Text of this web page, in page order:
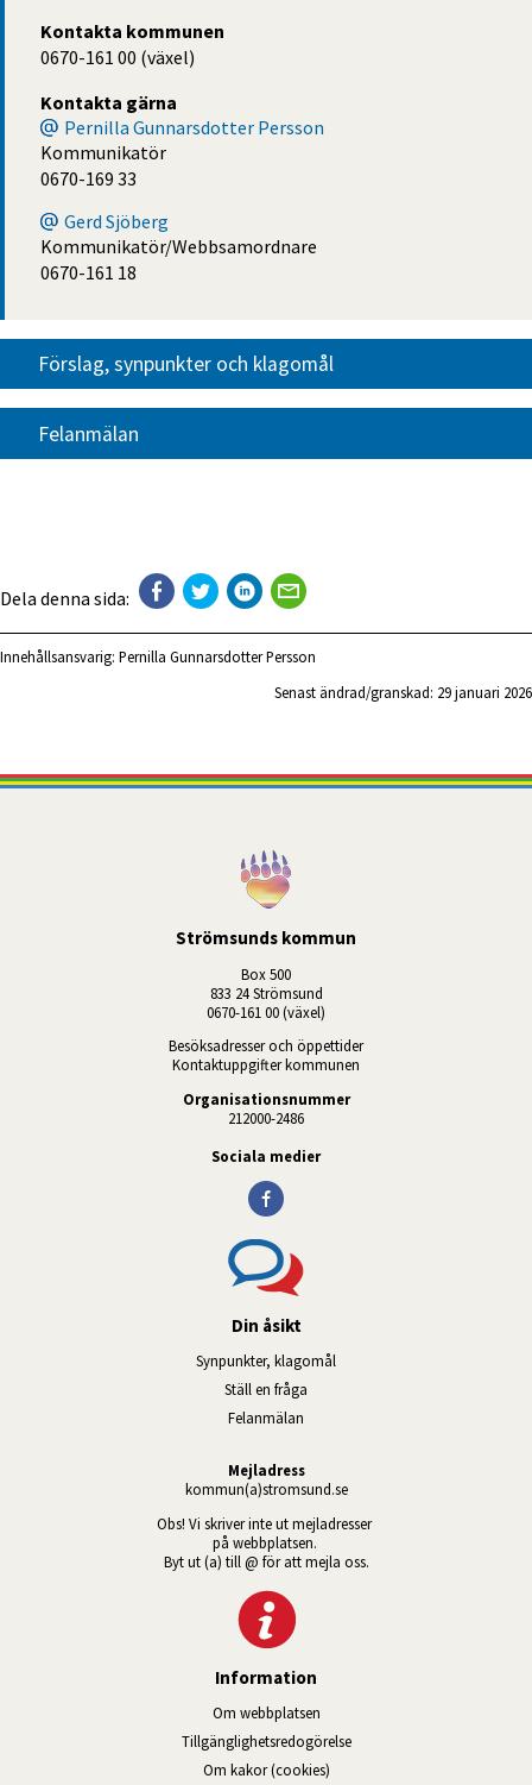
Kontakta kommunen
0670-161 00 (växel)
Kontakta gärna
Pernilla Gunnarsdotter Persson
Kommunikatör
0670-169 33
Gerd Sjöberg
Kommunikatör/Webbsamordnare
0670-161 18
Förslag, synpunkter och klagomål
Felanmälan
Dela denna sida:
Innehållsansvarig: Pernilla Gunnarsdotter Persson
Senast ändrad/granskad: 29 januari 2026
Strömsunds kommun
Box 500
833 24 Strömsund
0670-161 00 (växel)
Besöksadresser och öppettider
Kontaktuppgifter kommunen
Organisationsnummer
212000-2486
Sociala medier
Din åsikt
Synpunkter, klagomål
Ställ en fråga
Felanmälan
Mejladress
kommun(a)stromsund.se
Obs! Vi skriver inte ut mejladresser
på webbplatsen.
Byt ut (a) till @ för att mejla oss.
Information
Om webbplatsen
Tillgänglig­hets­redo­görelse
Om kakor (cookies)